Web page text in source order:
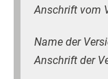
Anschrift vom
Name der
Anschrift der